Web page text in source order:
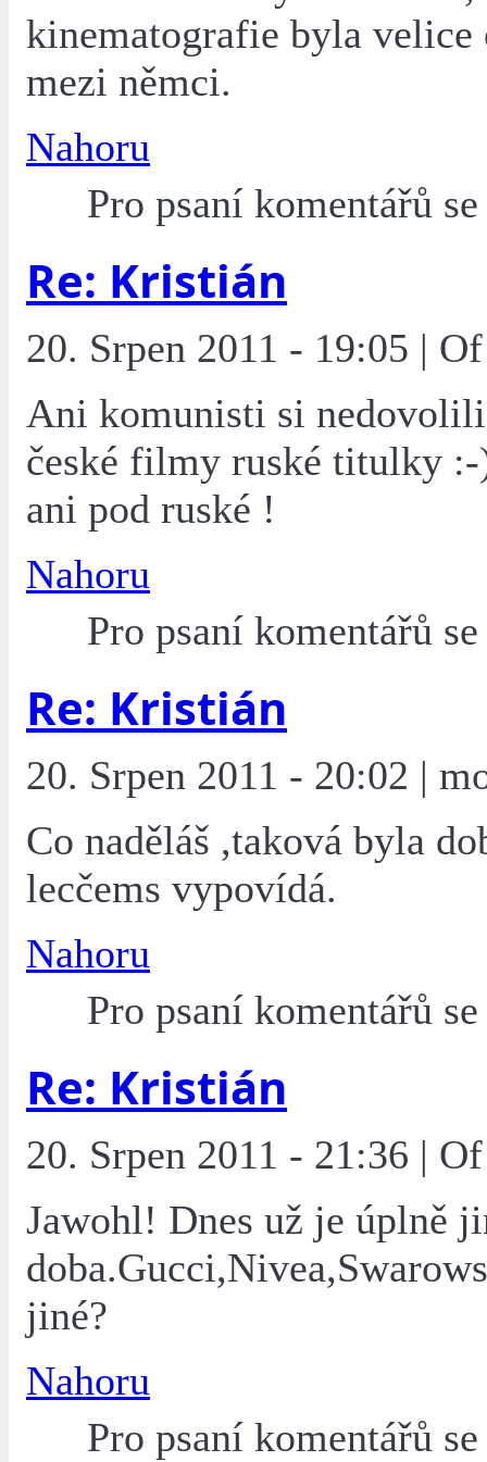
kinematografie byla velice
mezi němci.
Nahoru
Pro psaní komentářů
Re: Kristián
20. Srpen 2011 - 19:05 |
Ani komunisti si
české filmy ruské titulky
ani pod ruské !
Nahoru
Pro psaní komentářů
Re: Kristián
20. Srpen 2011 - 20:02 |
Co naděláš ,taková byla
lecčems vypovídá.
Nahoru
Pro psaní komentářů
Re: Kristián
20. Srpen 2011 - 21:36 |
Jawohl! Dnes už je úplně
jiné?
Nahoru
Pro psaní komentářů